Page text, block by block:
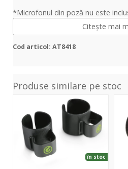
*Microfonul din poză nu este
Citește mai
Cod articol: AT8418
Produse similare pe stoc
Cable
Clips
în stoc